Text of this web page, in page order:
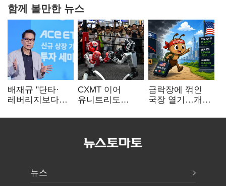
함께 볼만한 뉴스
배재규 "단타·
레버리지보다
장기투자…
CXMT 이어
유니트리도
영향 '촉각'
급락장에 꺾인
국장 열기…개인
해외로
뉴스